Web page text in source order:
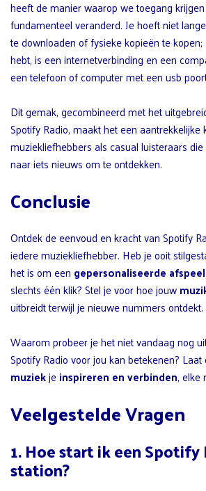
heeft de manier waarop we toegang
fundamenteel veranderd. Je hoeft niet
te downloaden of fysieke kopieën te
hebt, is een internetverbinding en een
een telefoon of computer met een usb
Dit gemak, gecombineerd met het
Spotify Radio, maakt het een aantrekkelijke
muziekliefhebbers als casual luisteraars
naar iets nieuws om te ontdekken.
Conclusie
Ontdek de eenvoud en kracht van Spotify
iedere muziekliefhebber. Heb je ooit
het is om een gepersonaliseerde
slechts één klik? Stel je voor hoe jouw
uitbreidt terwijl je nieuwe nummers ontdekt.
Waarom probeer je het niet vandaag nog
Spotify Radio voor jou kan betekenen? Laat
muziekjeinspireren en verbinden, elke
Veelgestelde Vragen
1. Hoe start ik een Spotify
station?